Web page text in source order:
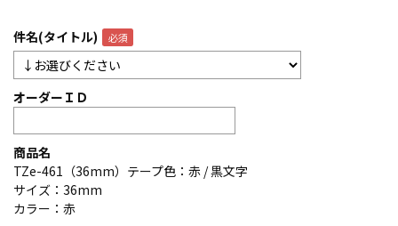
件名(タイトル)
オーダーＩＤ
商品名
TZe-461（36mm）テープ色：赤 / 黒文字
サイズ：36mm
カラー：赤